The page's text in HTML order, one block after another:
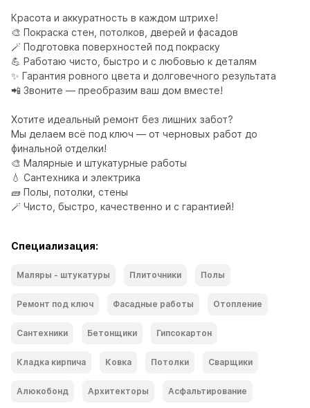
Красота и аккуратность в каждом штрихе!
🎨 Покраска стен, потолков, дверей и фасадов
🪄 Подготовка поверхностей под покраску
💪 Работаю чисто, быстро и с любовью к деталям
✨ Гарантия ровного цвета и долговечного результата
📲 Звоните — преобразим ваш дом вместе!
Хотите идеальный ремонт без лишних забот?
Мы делаем всё под ключ — от черновых работ до
финальной отделки!
🎨 Малярные и штукатурные работы
💧 Сантехника и электрика
🧱 Полы, потолки, стены
🪄 Чисто, быстро, качественно и с гарантией!
Специализация:
Маляры - штукатуры Плиточники Полы
Ремонт под ключ Фасадные работы Отопление
Сантехники Бетонщики Гипсокартон
Кладка кирпича Ковка Потолки Сварщики
Алюкобонд Архитекторы Асфальтирование